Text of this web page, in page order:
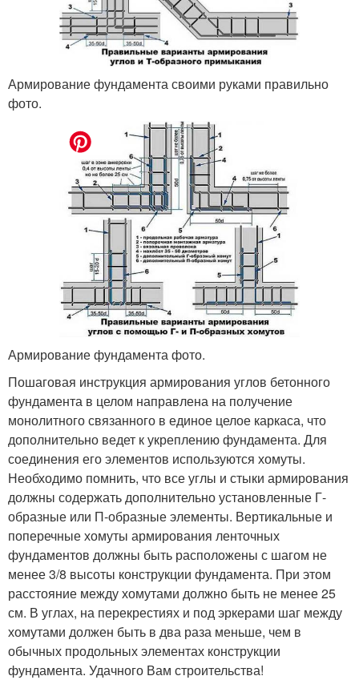
Армирование фундамента своими руками правильно
фото.
Армирование фундамента фото.
Пошаговая инструкция армирования углов бетонного
фундамента в целом направлена на получение
монолитного связанного в единое целое каркаса, что
дополнительно ведет к укреплению фундамента. Для
соединения его элементов используются хомуты.
Необходимо помнить, что все углы и стыки армирования
должны содержать дополнительно установленные Г-
образные или П-образные элементы. Вертикальные и
поперечные хомуты армирования ленточных
фундаментов должны быть расположены с шагом не
менее 3/8 высоты конструкции фундамента. При этом
расстояние между хомутами должно быть не менее 25
см. В углах, на перекрестиях и под эркерами шаг между
хомутами должен быть в два раза меньше, чем в
обычных продольных элементах конструкции
фундамента. Удачного Вам строительства!